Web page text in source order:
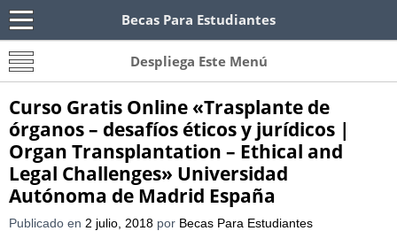
Becas Para Estudiantes
Becas Para Paraguayos
Oferta de becas para Paraguayos. Encuentra las
convocatorias y requisitos de becas para
Despliega Este Menú
Curso Gratis Online «Trasplante de
órganos – desafíos éticos y jurídicos |
Organ Transplantation – Ethical and
Legal Challenges» Universidad
Autónoma de Madrid España
Publicado en 2 julio, 2018 por Becas Para Estudiantes